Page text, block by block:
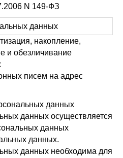
N 149-ФЗ
данных
накопление,
и обезличивание
писем на адрес
данных
данных осуществляется
данных
данных.
данных необходима для